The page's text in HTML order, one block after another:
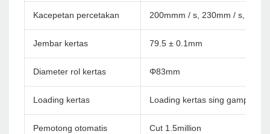
Kacepetan percetakan 200mmm / s, 230mm / s,
Jembar kertas 79.5 ± 0.1mm
Diameter rol kertas Φ83mm
Loading kertas Loading kertas sing gampang
Pemotong otomatis Cut 1.5million